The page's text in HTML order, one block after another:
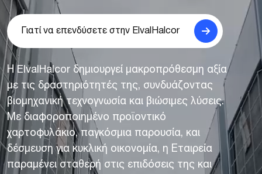
Γιατί να επενδύσετε στην ElvalHalcor
Η ElvalHalcor δημιουργεί μακροπρόθεσμη αξία
με τις δραστηριότητές της, συνδυάζοντας
βιομηχανική τεχνογνωσία και βιώσιμες λύσεις.
Με διαφοροποιημένο προϊοντικό
χαρτοφυλάκιο, παγκόσμια παρουσία, και
δέσμευση για κυκλική οικονομία, η Εταιρεία
παραμένει σταθερή στις επιδόσεις της και